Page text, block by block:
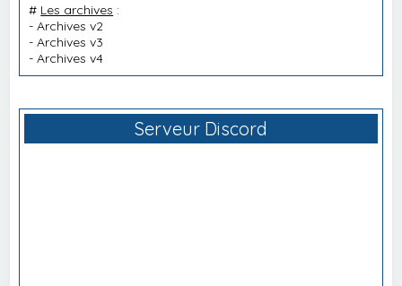
# Les archives :
-Archives v2
-Archives v3
-Archives v4
Serveur Discord